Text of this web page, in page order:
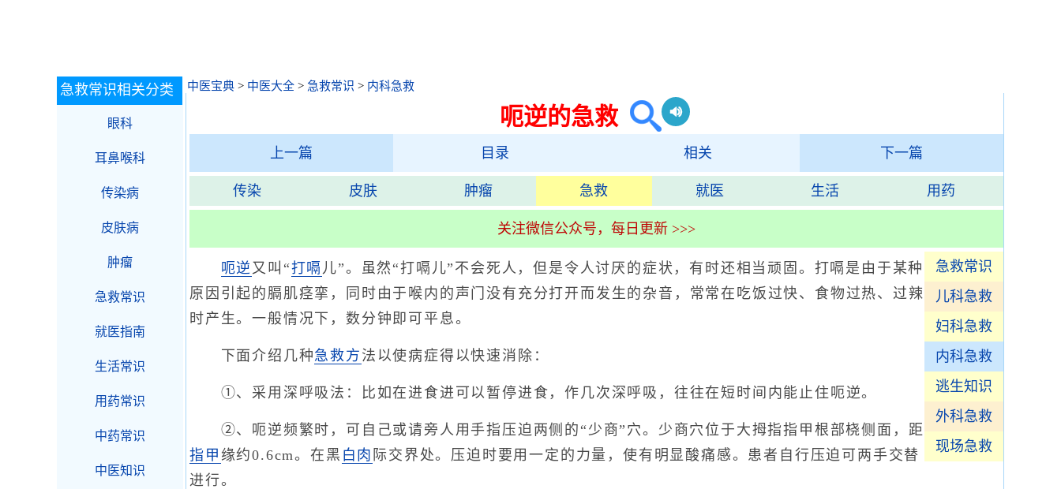
中医宝典 > 中医大全 > 急救常识 > 内科急救
呃逆的急救
上一篇 目录 相关 下一篇
传染 皮肤 肿瘤 急救 就医 生活 用药
关注微信公众号，每日更新 >>>
急救常识
儿科急救
妇科急救
内科急救
逃生知识
外科急救
现场急救
呃逆 又叫“打嗝 儿”。虽然“打嗝儿”不会死人，但是令人讨厌的症状，有时还相当顽固。打嗝是由于某种
原因引起的膈肌痉挛，同时由于喉内的声门没有充分打开而发生的杂音，常常在吃饭过快、食物过热、过辣
时产生。一般情况下，数分钟即可平息。
下面介绍几种急救方 法以使病症得以快速消除：
①、采用深呼吸法：比如在进食进可以暂停进食，作几次深呼吸，往往在短时间内能止住呃逆。
②、呃逆频繁时，可自己或请旁人用手指压迫两侧的“少商”穴。少商穴位于大拇指指甲根部桡侧面，距
指甲 缘约0.6cm。在黑 白肉 际交界处。压迫时要用一定的力量，使有明显酸痛感。患者自行压迫可两手交替
进行。
急救常识相关分类
眼科
耳鼻喉科
传染病
皮肤病
肿瘤
急救常识
就医指南
生活常识
用药常识
中药常识
中医知识